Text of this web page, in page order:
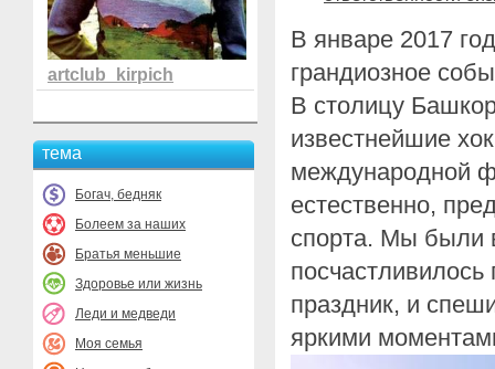
artclub_kirpich
тема
Богач, бедняк
Болеем за наших
Братья меньшие
Здоровье или жизнь
Леди и медведи
Моя семья
В январе 2017
грандиозное
В столицу
известнейшие
международной
естественно,
спорта. Мы были
посчастливилось
праздник, и
яркими